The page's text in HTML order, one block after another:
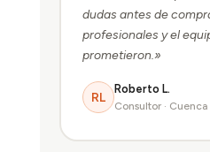
dudas antes de
profesionales y el
prometieron.»
RL
Roberto L.
Consultor · Cuenca